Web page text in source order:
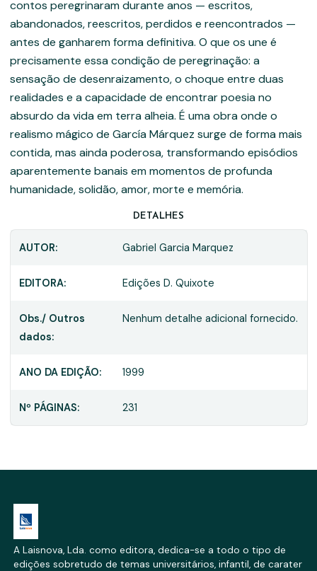
contos peregrinaram durante anos — escritos,
abandonados, reescritos, perdidos e reencontrados —
antes de ganharem forma definitiva. O que os une é
precisamente essa condição de peregrinação: a
sensação de desenraizamento, o choque entre duas
realidades e a capacidade de encontrar poesia no
absurdo da vida em terra alheia. É uma obra onde o
realismo mágico de García Márquez surge de forma mais
contida, mas ainda poderosa, transformando episódios
aparentemente banais em momentos de profunda
humanidade, solidão, amor, morte e memória.
DETALHES
AUTOR: Gabriel Garcia Marquez
EDITORA: Edições D. Quixote
Obs./ Outros
dados:
Nenhum detalhe adicional fornecido.
ANO DA EDIÇÃO: 1999
Nº PÁGINAS: 231
A Laisnova, Lda. como editora, dedica-se a todo o tipo de
edições sobretudo de temas universitários, infantil, de carater